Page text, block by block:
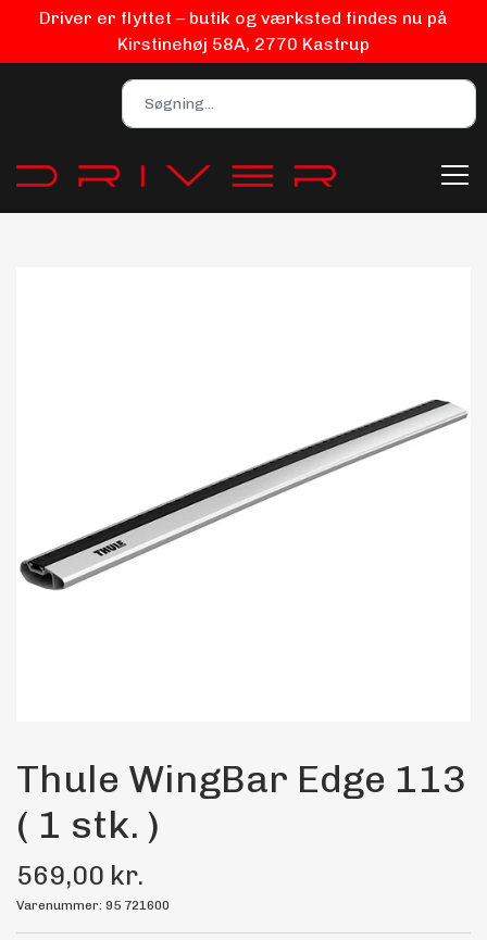
Driver er flyttet – butik og værksted findes nu på
Kirstinehøj 58A, 2770 Kastrup
Maling
Kemi
Thule WingBar Edge 113
( 1 stk. )
569,00 kr.
Varenummer: 95 721600